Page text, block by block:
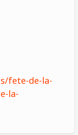
fete-de-la-
la-